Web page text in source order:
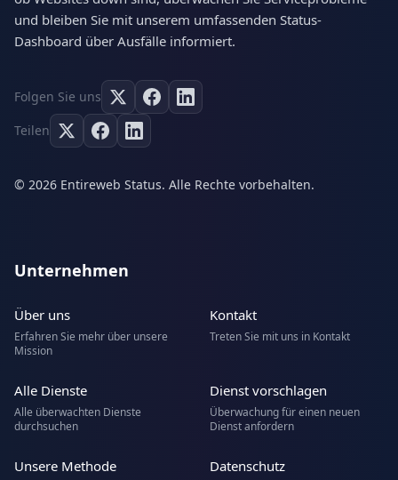
und bleiben Sie mit unserem umfassenden Status-
Dashboard über Ausfälle informiert.
Folgen Sie uns
Teilen
© 2026 Entireweb Status. Alle Rechte vorbehalten.
Unternehmen
Über uns
Erfahren Sie mehr über unsere
Mission
Kontakt
Treten Sie mit uns in Kontakt
Alle Dienste
Alle überwachten Dienste
durchsuchen
Dienst vorschlagen
Überwachung für einen neuen
Dienst anfordern
Unsere Methode Datenschutz